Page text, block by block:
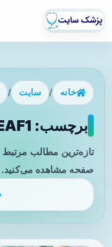
خانه / سایت /
برچسب: DEAF1 - صفحه 1
صفحه مشاهده می‌کنید.